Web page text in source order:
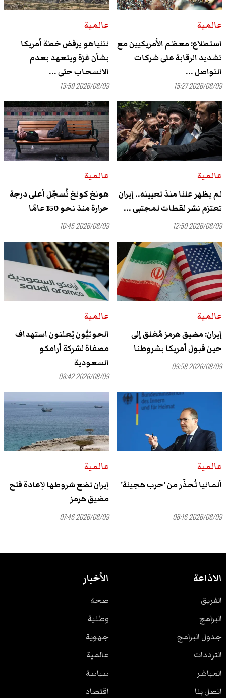
عالمية
استطلاع: معظم الأمريكيين مع
تشديد الرقابة على شركات
التواصل ...
2026/08/09 15:27
عالمية
نتنياهو يرفض خطة أمريكا
بشأن غزة ويتعهد بعدم
الانسحاب حتى ...
2026/08/09 13:59
عالمية
لم يظهر علنا ‌منذ تعيينه.. إيران
تعتزم نشر لقطات لمجتبى ...
2026/08/09 12:50
عالمية
هونغ كونغ تُسجّل أعلى درجة
حرارة منذ نحو 150 عامًا
2026/08/09 10:45
عالمية
إيران: مضيق هرمز مُغلق إلى
حين قبول أمريكا بشروطنا
2026/08/09 09:58
عالمية
الحوثيُّون يُعلنون استهداف
مصفاة لشركة أرامكو
السعودية
2026/08/09 08:42
عالمية
ألمانيا تُحذّر من 'حرب هجينة'
2026/08/09 08:16
عالمية
إيران تضع شروطها لإعادة فتح
مضيق هرمز
2026/08/09 07:46
الاذاعة
الفريق
البرامج
جدول البرامج
الترددات
المباشر
اتصل بنا
الأخبار
صحة
وطنية
جهوية
عالمية
سياسة
اقتصاد